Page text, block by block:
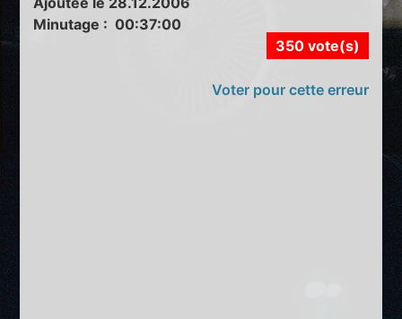
Minutage : 00:37:00
350 vote(s)
Voter pour cette erreur